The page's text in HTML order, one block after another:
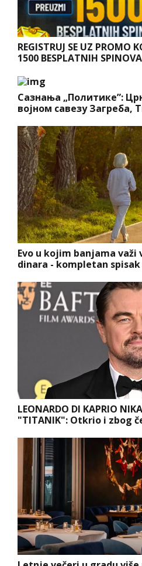
REGISTRUJ SE UZ PROMO
1500 BESPLATNIH SPINOVA
Сазнања „Политике”:
војном савезу Загреба,
Evo u kojim banjama važi
dinara - kompletan
LEONARDO DI KAPRIO
"TITANIK": Otkrio i zbog